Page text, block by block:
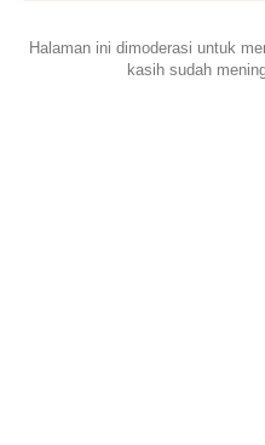
Halaman ini dimoderasi untuk
kasih sudah